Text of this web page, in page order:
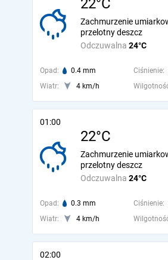
22°C
Odczuwalna 24°C
Zachmurzenie
przelotny deszcz
Opad: 0.4 mm Ciśnienie:
Wiatr:
4 km/h
01:00
22°C
Odczuwalna 24°C
Zachmurzenie
przelotny deszcz
Opad: 0.3 mm Ciśnienie:
Wiatr:
4 km/h
02:00